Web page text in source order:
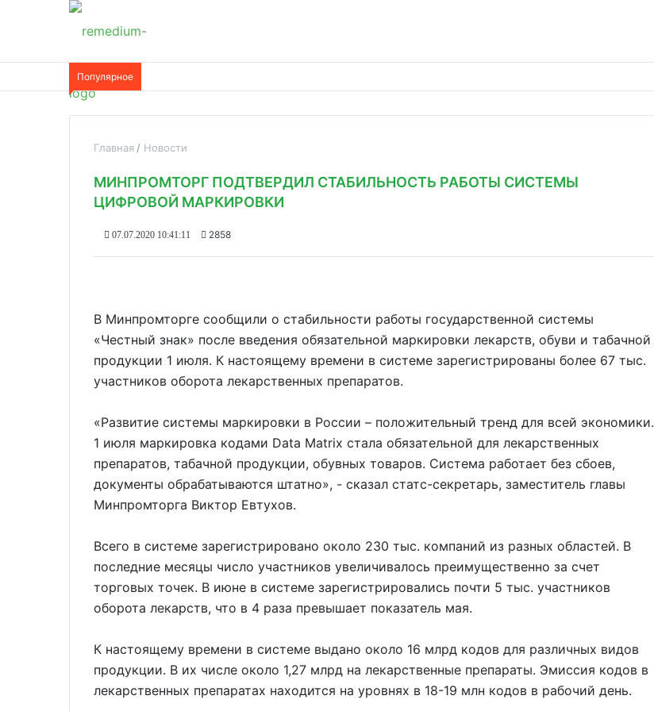
Популярное
Главная Новости
МИНПРОМТОРГ ПОДТВЕРДИЛ СТАБИЛЬНОСТЬ РАБОТЫ СИСТЕМЫ
ЦИФРОВОЙ МАРКИРОВКИ
07.07.2020 10:41:11 2858
В Минпромторге сообщили о стабильности работы государственной системы
«Честный знак» после введения обязательной маркировки лекарств, обуви и табачной
продукции 1 июля. К настоящему времени в системе зарегистрированы более 67 тыс.
участников оборота лекарственных препаратов.
«Развитие системы маркировки в России – положительный тренд для всей экономики.
1 июля маркировка кодами Data Matrix стала обязательной для лекарственных
препаратов, табачной продукции, обувных товаров. Система работает без сбоев,
документы обрабатываются штатно», - сказал статс-секретарь, заместитель главы
Минпромторга Виктор Евтухов.
Всего в системе зарегистрировано около 230 тыс. компаний из разных областей. В
последние месяцы число участников увеличивалось преимущественно за счет
торговых точек. В июне в системе зарегистрировались почти 5 тыс. участников
оборота лекарств, что в 4 раза превышает показатель мая.
К настоящему времени в системе выдано около 16 млрд кодов для различных видов
продукции. В их числе около 1,27 млрд на лекарственные препараты. Эмиссия кодов в
лекарственных препаратах находится на уровнях в 18-19 млн кодов в рабочий день.